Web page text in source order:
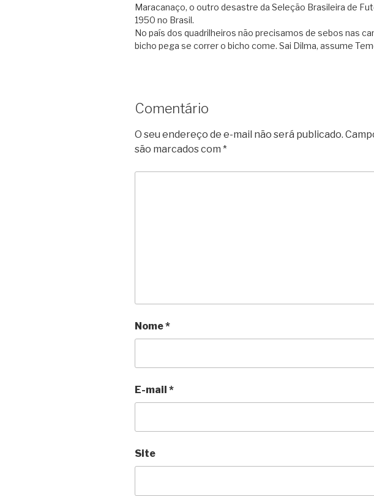
Maracanaço, o outro desastre da Seleção Brasileira de
1950 no Brasil.
No país dos quadrilheiros não precisamos de sebos nas
bicho pega se correr o bicho come. Sai Dilma, assume
Comentário
O seu endereço de e-mail não será publicado.
são marcados com *
Nome*
E-mail *
Site